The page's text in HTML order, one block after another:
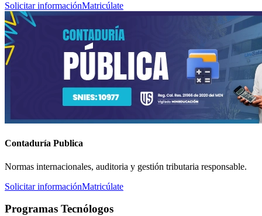
Solicitar informaciónMatricúlate
Contaduría Publica
Normas internacionales, auditoria y gestión tributaria responsable.
Solicitar informaciónMatricúlate
Programas Tecnólogos